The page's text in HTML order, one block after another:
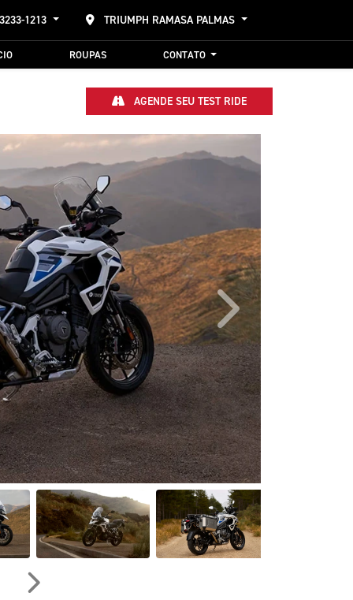
1213 TRIUMPH RAMASA PALMAS
ROUPAS CONTATO
AGENDE SEU TEST RIDE
Próximo
Próximo